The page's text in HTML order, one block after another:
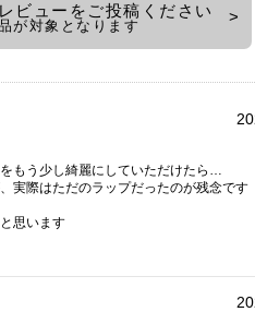
ビューをご投稿ください
が対象となります
もう少し綺麗にしていただけたら…
実際はただのラップだったのが残念です
思います